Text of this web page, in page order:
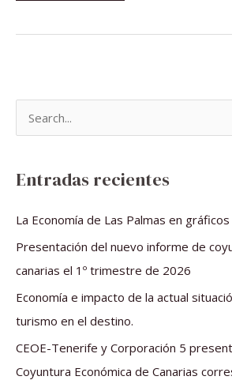
a
r
Entradas recientes
La Economía de Las Palmas en
Presentación del nuevo informe de
canarias el 1º trimestre de 2026
Economía e impacto de la actual
turismo en el destino.
CEOE-Tenerife y Corporación 5
Coyuntura Económica de Canarias